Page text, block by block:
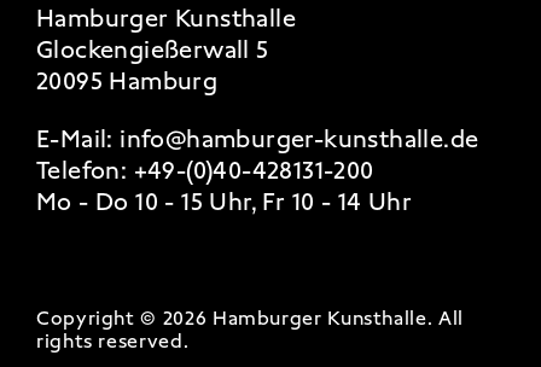
Hamburger Kunsthalle
Glockengießerwall 5
20095 Hamburg
E-Mail: info@hamburger-kunsthalle.de
Telefon: +49-(0)40-428131-200
Mo - Do 10 - 15 Uhr, Fr 10 - 14 Uhr
Copyright © 2026 Hamburger Kunsthalle. All
rights reserved.